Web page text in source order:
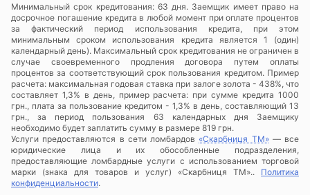
Минимальный срок кредитования: 63 дня. Заемщик имеет право на
досрочное погашение кредита в любой момент при оплате процентов
за фактический период использования кредита, при этом
минимальным сроком использования кредита является 1 (один)
календарный день). Максимальный срок кредитования не ограничен в
случае своевременного продления договора путем оплаты
процентов за соответствующий срок пользования кредитом. Пример
расчета: максимальная годовая ставка при залоге золота - 438%, что
составляет 1,3% в день, пример расчета: при сумме кредита 1000
грн., плата за пользование кредитом - 1,3% в день, составляющий 13
грн., за период пользования 63 календарных дня Заемщику
необходимо будет заплатить сумму в размере 819 грн.
Услуги предоставляются в сети ломбардов «Скарбниця ТМ»— все
юридические лица и их обособленные подразделения,
предоставляющие ломбардные услуги с использованием торговой
марки (знака для товаров и услуг) «Скарбниця ТМ».. Политика
конфиденциальности.